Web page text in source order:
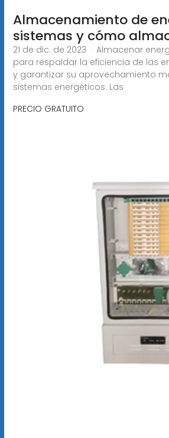
Almacenamiento de
sistemas y cómo
21 de dic. de 2023 · Almacenar
para respaldar la eficiencia de las
y garantizar su aprovechamiento
sistemas energéticos. Las
PRECIO GRATUITO